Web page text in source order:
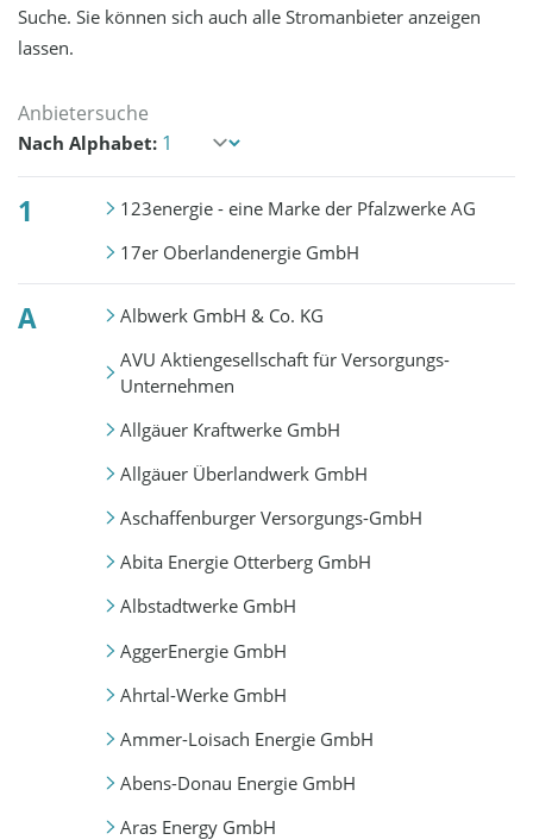
Suche. Sie können sich auch alle Stromanbieter anzeigen
lassen.
Nach Alphabet:
1
123energie - eine Marke der Pfalzwerke AG
17er Oberlandenergie GmbH
A
Albwerk GmbH & Co. KG
AVU Aktiengesellschaft für Versorgungs-
Unternehmen
Allgäuer Kraftwerke GmbH
Allgäuer Überlandwerk GmbH
Aschaffenburger Versorgungs-GmbH
Abita Energie Otterberg GmbH
Albstadtwerke GmbH
AggerEnergie GmbH
Ahrtal-Werke GmbH
Ammer-Loisach Energie GmbH
Abens-Donau Energie GmbH
Aras Energy GmbH